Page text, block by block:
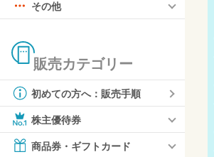
その他
販売カテゴリー
初めての方へ：販売手順
株主優待券
商品券・ギフトカード